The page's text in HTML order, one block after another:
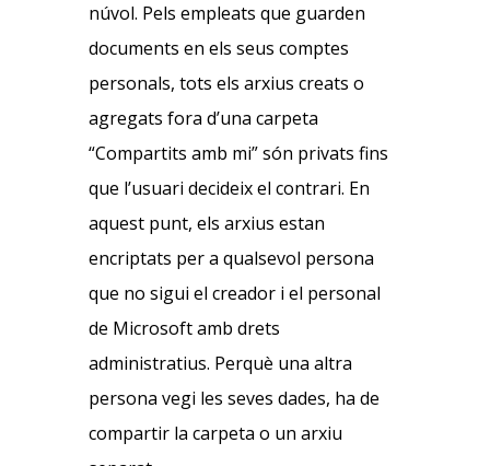
núvol. Pels empleats que guarden
documents en els seus comptes
personals, tots els arxius creats o
agregats fora d’una carpeta
“Compartits amb mi” són privats fins
que l’usuari decideix el contrari. En
aquest punt, els arxius estan
encriptats per a qualsevol persona
que no sigui el creador i el personal
de Microsoft amb drets
administratius. Perquè una altra
persona vegi les seves dades, ha de
compartir la carpeta o un arxiu